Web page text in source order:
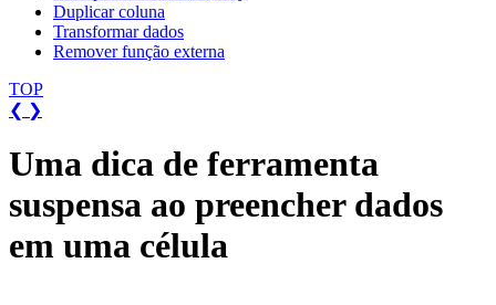
Duplicar coluna
Transformar dados
Remover função externa
TOP
❮ ❯
Uma dica de ferramenta
suspensa ao preencher dados
em uma célula